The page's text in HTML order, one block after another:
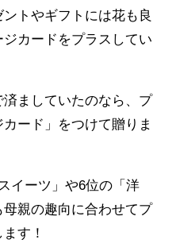
トやギフトには花も良
カードをプラスしてい
ましていたのなら、プ
ード」をつけて贈りま
イーツ」や6位の「洋
親の趣向に合わせてプ
す！